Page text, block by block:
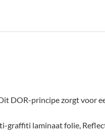
DOR-principe zorgt voor
graffiti laminaat folie,